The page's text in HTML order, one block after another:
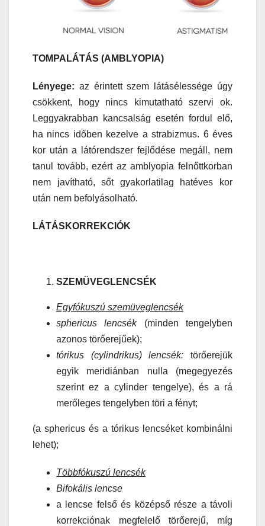
TOMPALÁTÁS (AMBLYOPIA)
Lényege: az érintett szem látásélessége úgy
csökkent, hogy nincs kimutatható szervi ok.
Leggyakrabban kancsalság esetén fordul elő,
ha nincs időben kezelve a strabizmus. 6 éves
kor után a látórendszer fejlődése megáll, nem
tanul tovább, ezért az amblyopia felnőttkorban
nem javítható, sőt gyakorlatilag hatéves kor
után nem befolyásolható.
LÁTÁSKORREKCIÓK
SZEMÜVEGLENCSÉK
Egyfókuszú szemüveglencsék
sphericus lencsék (minden tengelyben
azonos törőerejűek);
tórikus (cylindrikus) lencsék: törőerejük
egyik meridiánban nulla (megegyezés
szerint ez a cylinder tengelye), és a rá
merőleges tengelyben töri a fényt;
(a sphericus és a tórikus lencséket kombinálni
lehet);
Többfókuszú lencsék
Bifokális lencse
a lencse felső és középső része a távoli
korrekciónak megfelelő törőerejű, míg